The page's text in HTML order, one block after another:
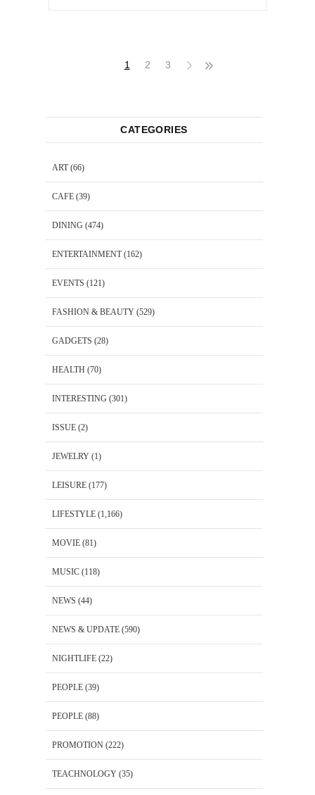
1 2 3
CATEGORIES
ART(66)
CAFE (39)
DINING (474)
ENTERTAINMENT(162)
EVENTS (121)
FASHION & BEAUTY (529)
GADGETS (28)
HEALTH (70)
INTERESTING (301)
ISSUE (2)
JEWELRY (1)
LEISURE (177)
LIFESTYLE (1,166)
MOVIE (81)
MUSIC (118)
NEWS (44)
NEWS & UPDATE (590)
NIGHTLIFE (22)
PEOPLE (39)
PEOPLE (88)
PROMOTION (222)
TEACHNOLOGY (35)